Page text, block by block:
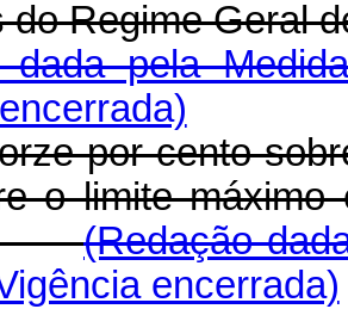
do Regime
dada pela
por cento
o limite máximo
(Redação
encerrada)